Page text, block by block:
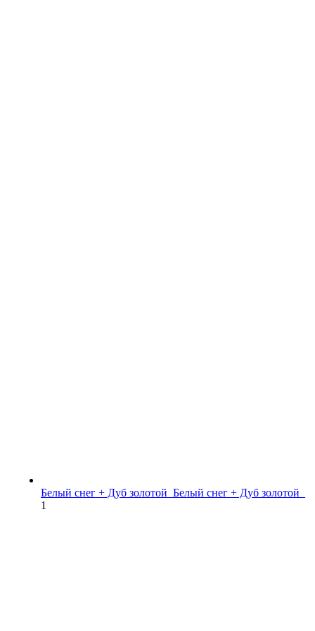
Белый снег + Дуб золотой_ Белый снег + Дуб золотой_
1